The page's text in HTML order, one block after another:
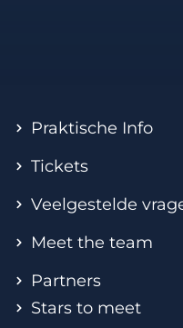
Praktische Info
Tickets
Veelgestelde
Meet the team
Partners
Stars to meet